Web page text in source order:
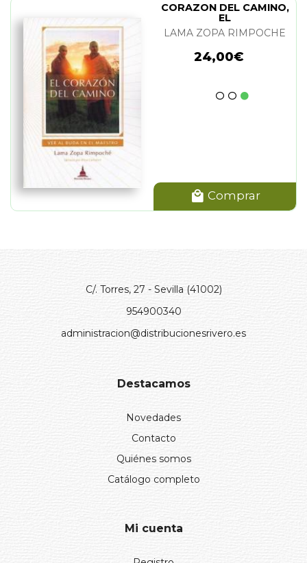
CORAZON DEL CAMINO,
EL
LAMA ZOPA RIMPOCHE
24,00€
Comprar
C/. Torres, 27 - Sevilla (41002)
954900340
administracion@distribucionesrivero.es
Destacamos
Novedades
Contacto
Quiénes somos
Catálogo completo
Mi cuenta